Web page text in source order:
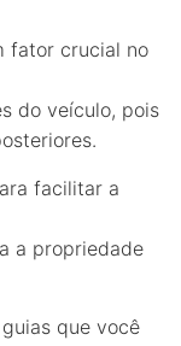
fator crucial no
do veículo, pois
facilitar a
a propriedade
que você